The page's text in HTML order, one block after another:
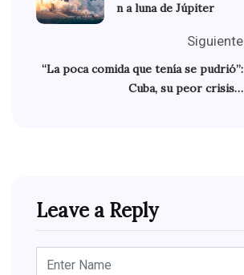
n a luna de Júpiter
Siguiente
“La poca comida que tenía se pudrió”:
Cuba, su peor crisis…
Leave a Reply